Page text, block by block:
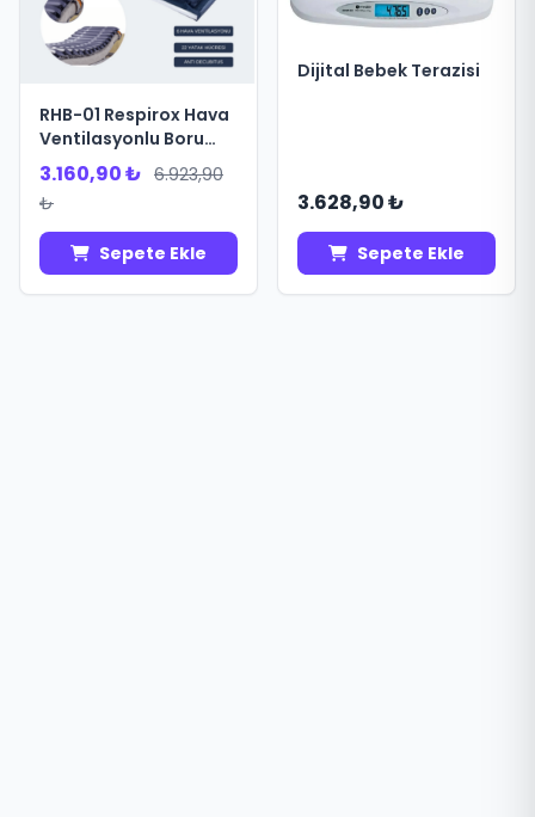
RHB-01 Respirox Hava
Ventilasyonlu Boru
Tipi Havalı Yatak
3.160,90 ₺ 6.923,90
₺
Sepete Ekle
Dijital Bebek Terazisi
3.628,90 ₺
Sepete Ekle